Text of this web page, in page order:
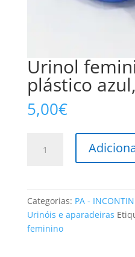
Urinol
plástico
5,00€
azul,
com
Categorias: PA -
Urinóis e aparadeiras
feminino